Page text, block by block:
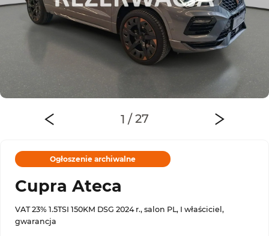
Ogłoszenie archiwalne
Cupra Ateca
VAT 23% 1.5TSI 150KM DSG 2024 r., salon PL, I właściciel,
gwarancja